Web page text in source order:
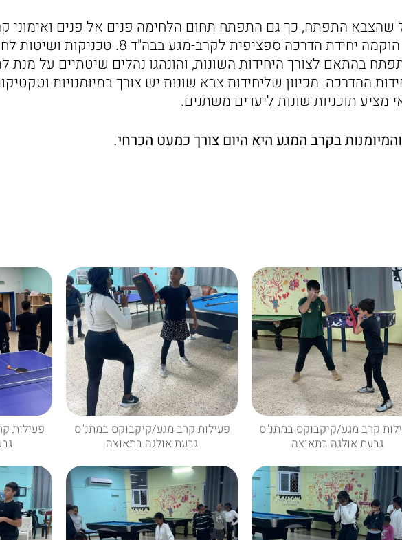
שהצבא התפתח, כך גם התפתח תחום הלחימה פנים אל פנים ואימוני
אף הוקמה יחידת הדרכה ספציפית לקרב-מגע
בהתאם לצורך היחידות השונות, והונהגו נהלים שיטתיים על מנת
ההדרכה. מכיוון שליחידות צבא שונות יש צורך במיומנויות
מציע תוכניות שונות ליעדים משתנים.
והמיומנות בקרב המגע היא היום צורך כמעט הכרחי.
קרב מגע/קיקבוקס במתנ"ס
גבעת אולגה בתאוצה
פעילות קרב מגע/קיקבוקס במתנ"ס
גבעת אולגה בתאוצה
פעילות